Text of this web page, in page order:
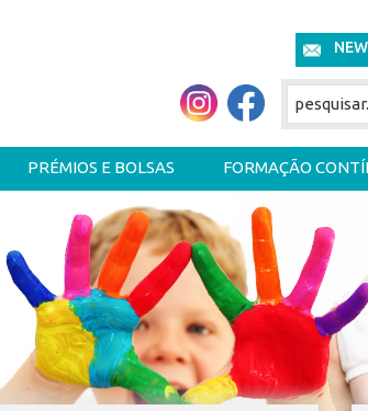
PRÉMIOS E BOLSAS FORMAÇÃO